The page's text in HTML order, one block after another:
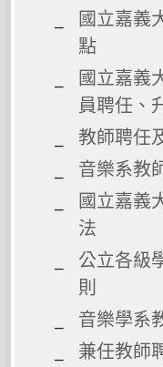
國立嘉義
點
國立嘉義
員聘任、
教師聘任
音樂系教
國立嘉義
法
公立各級
則
音樂學系
兼任教師